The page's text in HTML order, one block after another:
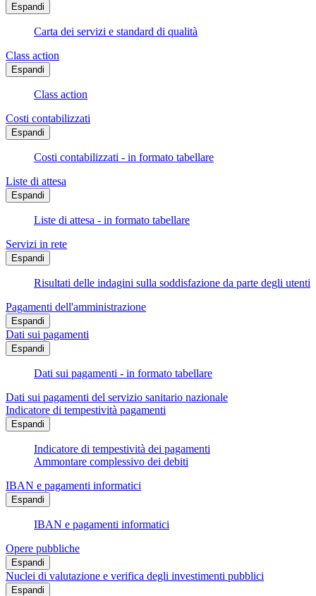
Espandi
Carta dei servizi e standard di qualità
Class action
Espandi
Class action
Costi contabilizzati
Espandi
Costi contabilizzati - in formato tabellare
Liste di attesa
Espandi
Liste di attesa - in formato tabellare
Servizi in rete
Espandi
Risultati delle indagini sulla soddisfazione da parte degli utenti
Pagamenti dell'amministrazione
Espandi
Dati sui pagamenti
Espandi
Dati sui pagamenti - in formato tabellare
Dati sui pagamenti del servizio sanitario nazionale
Indicatore di tempestività pagamenti
Espandi
Indicatore di tempestività dei pagamenti
Ammontare complessivo dei debiti
IBAN e pagamenti informatici
Espandi
IBAN e pagamenti informatici
Opere pubbliche
Espandi
Nuclei di valutazione e verifica degli investimenti pubblici
Espandi